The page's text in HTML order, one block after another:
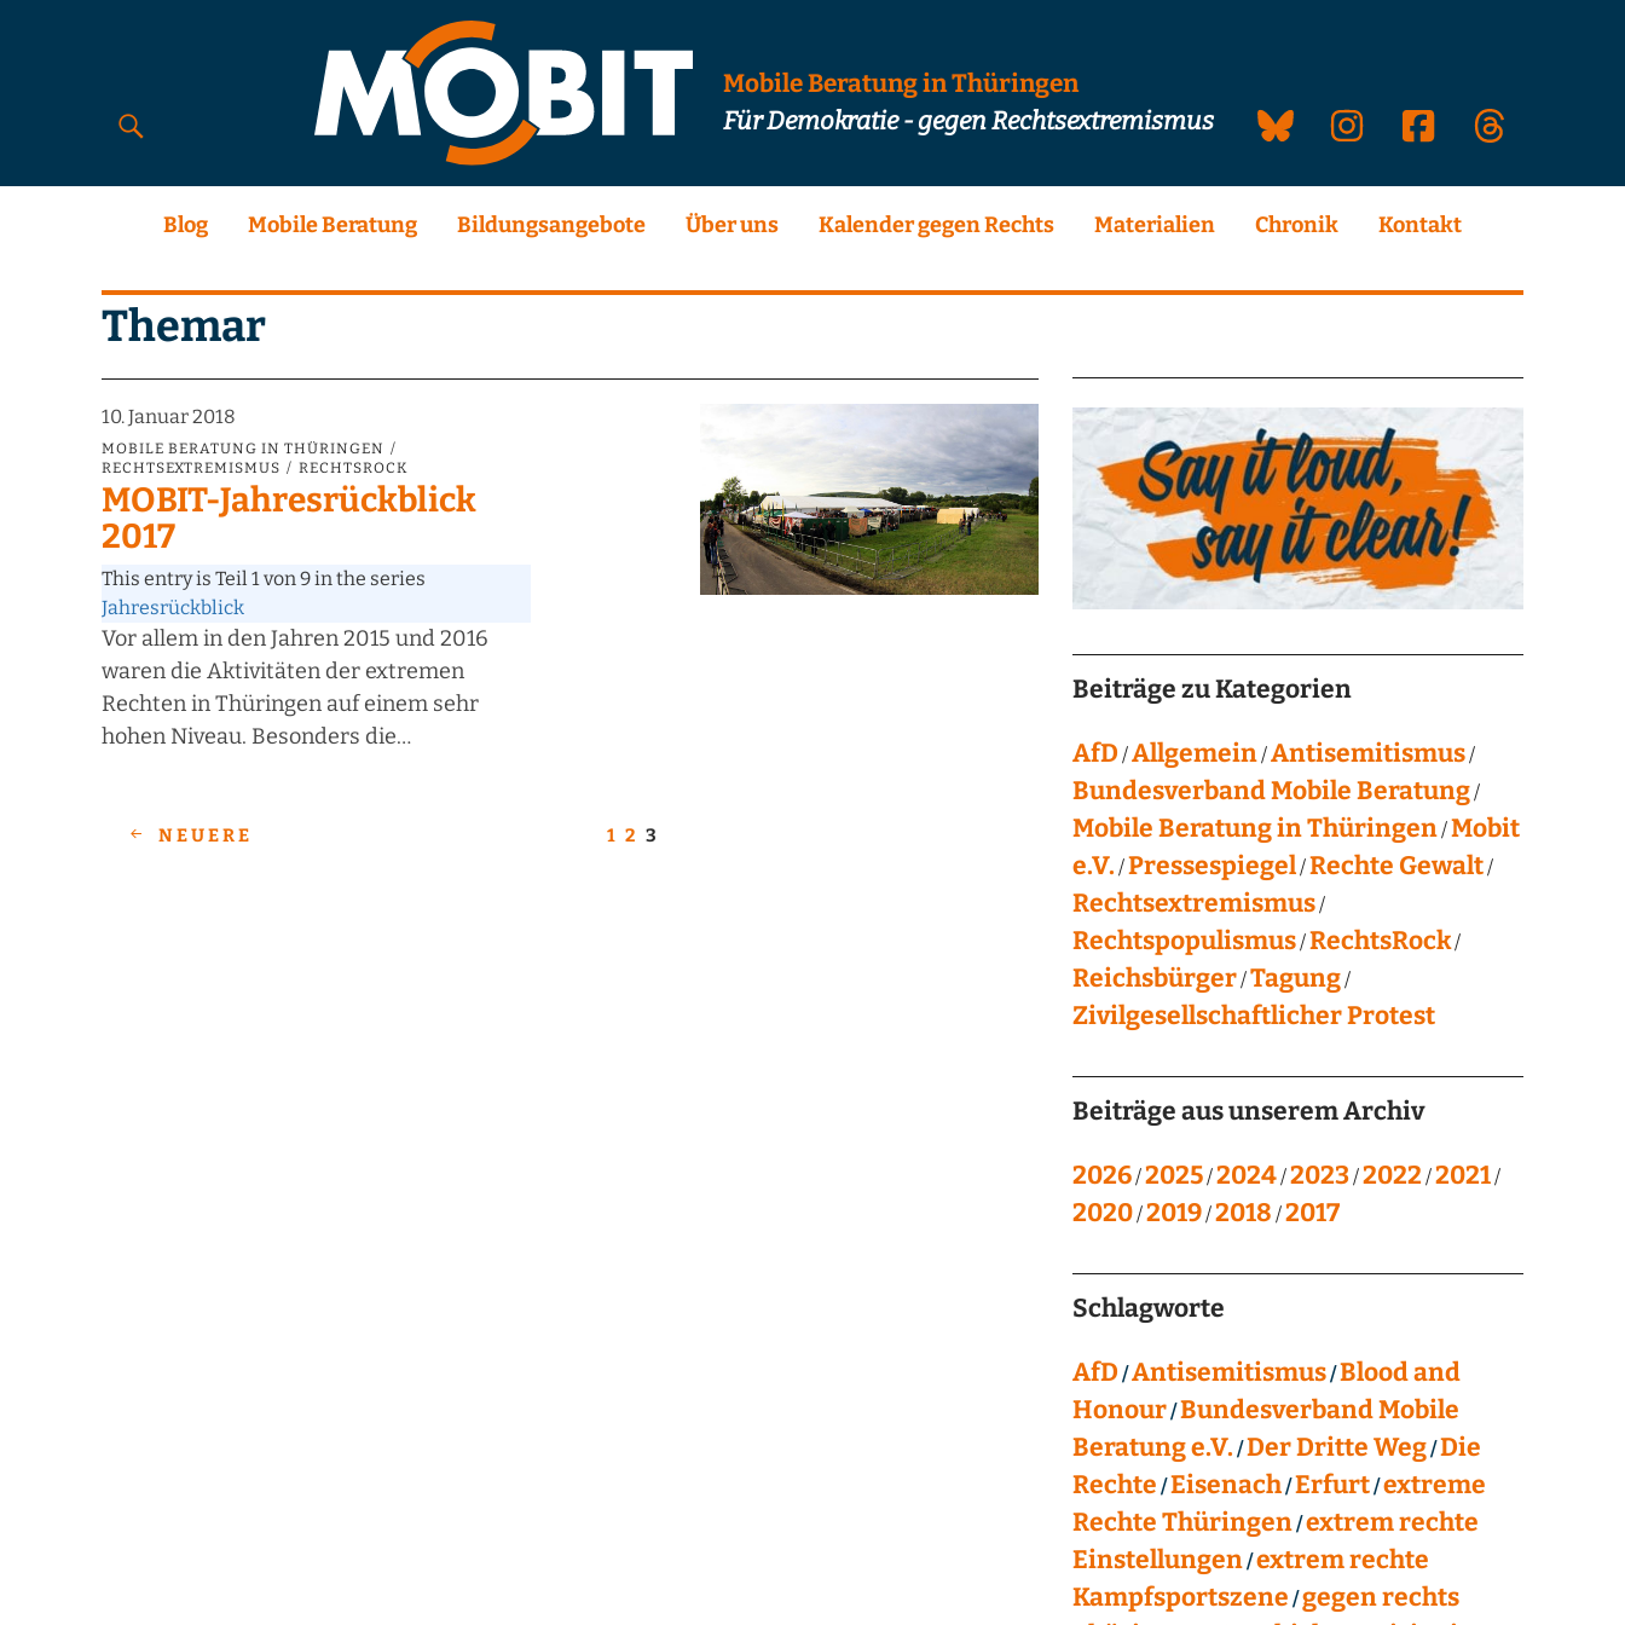
Mobile Beratung in Thüringen
Für Demokratie - gegen Rechtsextremismus
Blog Mobile Beratung Bildungsangebote Über uns Kalender gegen Rechts Materialien Chronik Kontakt
Themar
10. Januar 2018
MOBILE BERATUNG IN THÜRINGEN
RECHTSEXTREMISMUS
RECHTSROCK
MOBIT-Jahresrückblick
2017
This entry is Teil 1 von 9 in the series
Jahresrückblick
Vor allem in den Jahren 2015 und 2016
waren die Aktivitäten der extremen
Rechten in Thüringen auf einem sehr
hohen Niveau. Besonders die…
NEUERE 1 2 3
Beiträge zu Kategorien
AfD Allgemein Antisemitismus
Bundesverband Mobile Beratung
Mobile Beratung in Thüringen Mobit
e.V. Pressespiegel Rechte Gewalt
Rechtsextremismus
Rechtspopulismus RechtsRock
Reichsbürger Tagung
Zivilgesellschaftlicher Protest
Beiträge aus unserem Archiv
2026 2025 2024 2023 2022 2021
2020 2019 2018 2017
Schlagworte
AfD Antisemitismus Blood and
Honour Bundesverband Mobile
Beratung e.V. Der Dritte Weg Die
Rechte Eisenach Erfurt extreme
Rechte Thüringen extrem rechte
Einstellungen extrem rechte
Kampfsportszene gegen rechts